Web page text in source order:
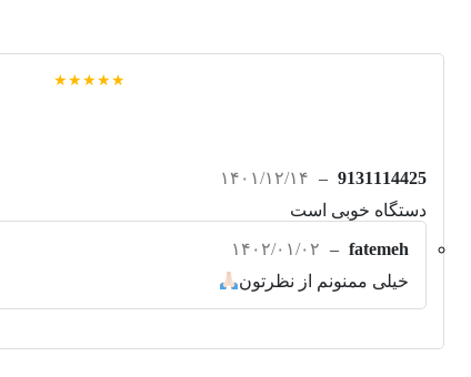
★★★★★
9131114425
– ۱۴۰۱/۱۲/۱۴
دستگاه خوبی است
fatemeh
– ۱۴۰۲/۰۱/۰۲
خیلی ممنونم از نظرتون